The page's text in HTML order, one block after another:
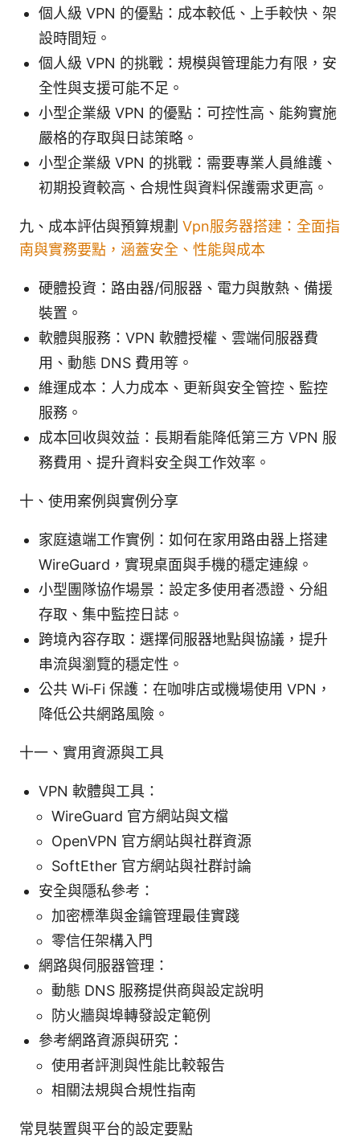
個人級 VPN 的優點：成本較低、上手較快、架
設時間短。
個人級 VPN 的挑戰：規模與管理能力有限，安
全性與支援可能不足。
小型企業級 VPN 的優點：可控性高、能夠實施
嚴格的存取與日誌策略。
小型企業級 VPN 的挑戰：需要專業人員維護、
初期投資較高、合規性與資料保護需求更高。
九、成本評估與預算規劃 Vpn服务器搭建：全面指
南與實務要點，涵蓋安全、性能與成本
硬體投資：路由器/伺服器、電力與散熱、備援
裝置。
軟體與服務：VPN 軟體授權、雲端伺服器費
用、動態 DNS 費用等。
維運成本：人力成本、更新與安全管控、監控
服務。
成本回收與效益：長期看能降低第三方 VPN 服
務費用、提升資料安全與工作效率。
十、使用案例與實例分享
家庭遠端工作實例：如何在家用路由器上搭建
WireGuard，實現桌面與手機的穩定連線。
小型團隊協作場景：設定多使用者憑證、分組
存取、集中監控日誌。
跨境內容存取：選擇伺服器地點與協議，提升
串流與瀏覽的穩定性。
公共 Wi‑Fi 保護：在咖啡店或機場使用 VPN，
降低公共網路風險。
十一、實用資源與工具
VPN 軟體與工具：
WireGuard 官方網站與文檔
OpenVPN 官方網站與社群資源
SoftEther 官方網站與社群討論
安全與隱私參考：
加密標準與金鑰管理最佳實踐
零信任架構入門
網路與伺服器管理：
動態 DNS 服務提供商與設定說明
防火牆與埠轉發設定範例
參考網路資源與研究：
使用者評測與性能比較報告
相關法規與合規性指南
常見裝置與平台的設定要點